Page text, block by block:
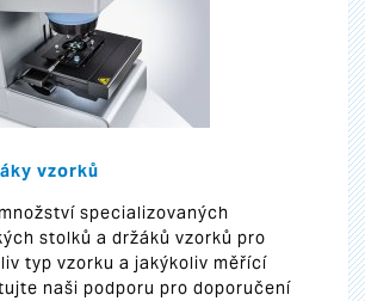
vzorků
specializovaných
stolků a držáků vzorků pro
typ vzorku a jakýkoliv měřící
naši podporu pro doporučení